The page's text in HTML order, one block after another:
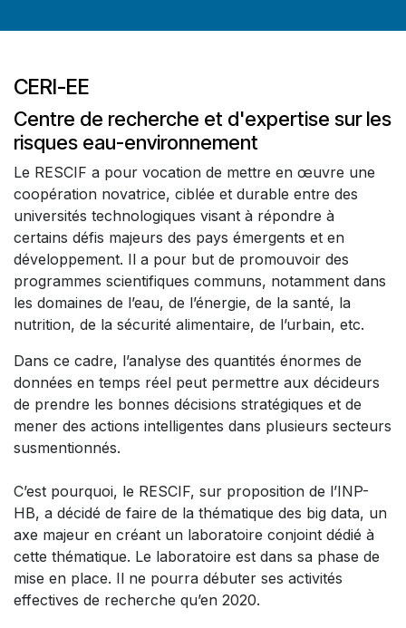
CERI-EE
Centre de recherche et d'expertise sur les
risques eau-environnement
Le RESCIF a pour vocation de mettre en œuvre une
coopération novatrice, ciblée et durable entre des
universités technologiques visant à répondre à
certains défis majeurs des pays émergents et en
développement. Il a pour but de promouvoir des
programmes scientifiques communs, notamment dans
les domaines de l’eau, de l’énergie, de la santé, la
nutrition, de la sécurité alimentaire, de l’urbain, etc.
Dans ce cadre, l’analyse des quantités énormes de
données en temps réel peut permettre aux décideurs
de prendre les bonnes décisions stratégiques et de
mener des actions intelligentes dans plusieurs secteurs
susmentionnés.
C’est pourquoi, le RESCIF, sur proposition de l’INP-
HB, a décidé de faire de la thématique des big data, un
axe majeur en créant un laboratoire conjoint dédié à
cette thématique. Le laboratoire est dans sa phase de
mise en place. Il ne pourra débuter ses activités
effectives de recherche qu’en 2020.